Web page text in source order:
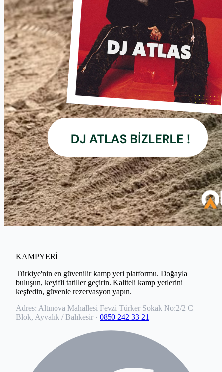
KAMPYERİ
Türkiye'nin en güvenilir kamp yeri platformu. Doğayla
buluşun, keyifli tatiller geçirin. Kaliteli kamp yerlerini
keşfedin, güvenle rezervasyon yapın.
Adres: Altınova Mahallesi Fevzi Türker Sokak No:2/2 C
Blok, Ayvalık / Balıkesir · 0850 242 33 21